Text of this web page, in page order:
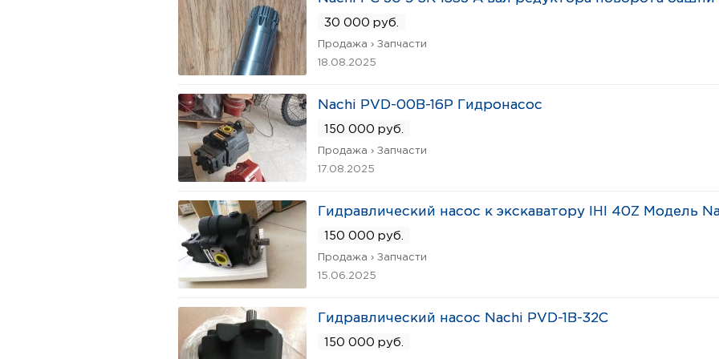
30 000 руб.
Продажа › Запчасти
18.08.2025
Nachi PVD-00B-16P Гидронасос
150 000 руб.
Продажа › Запчасти
17.08.2025
Гидравлический насос к экскаватору IHI 40Z Модель
150 000 руб.
Продажа › Запчасти
15.06.2025
Гидравлический насос Nachi PVD-1B-32C
150 000 руб.